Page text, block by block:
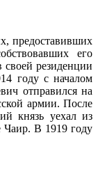
предоставивших
его
резиденции
году с началом
отправился на
армии. После
князь уехал из
Чаир. В 1919 году